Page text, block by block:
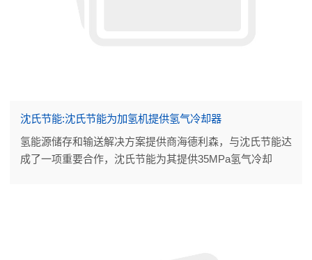
沈氏节能:沈氏节能为加氢机提供氢气冷却器
氢能源储存和输送解决方案提供商海德利森，与沈氏节能达
成了一项重要合作，沈氏节能为其提供35MPa氢气冷却